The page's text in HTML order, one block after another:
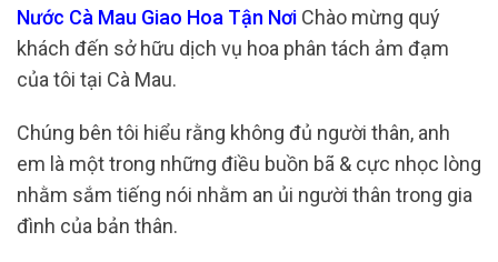
Nước Cà Mau Giao Hoa Tận Nơi Chào mừng quý
khách đến sở hữu dịch vụ hoa phân tách ảm đạm
của tôi tại Cà Mau.
Chúng bên tôi hiểu rằng không đủ người thân, anh
em là một trong những điều buồn bã & cực nhọc lòng
nhằm sắm tiếng nói nhằm an ủi người thân trong gia
đình của bản thân.